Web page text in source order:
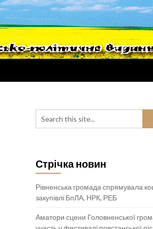
Стрічка новин
Рівненська громада спрямувала
закупівлі БпЛА, НРК, РЕБ
Аматори сцени Головненської